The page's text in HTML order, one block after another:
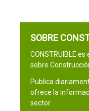
SOBRE
CONSTRUIBLE
sobre
Publica
ofrece la
sector.